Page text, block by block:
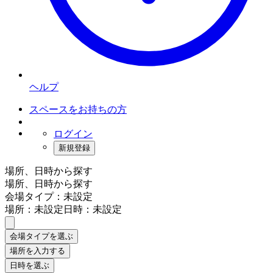
ヘルプ
スペースをお持ちの方
ログイン
新規登録
場所、日時から探す
場所、日時から探す
会場タイプ：未設定
場所：未設定日時：未設定
会場タイプを選ぶ
場所を入力する
日時を選ぶ